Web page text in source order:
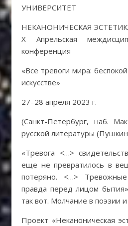
УНИВЕРСИТЕТ
НЕКАНОНИЧЕСКАЯ
X Апрельская
конференция
«Все тревоги мира:
искусстве»
27–28 апреля 2023 г.
(Санкт-Петербург, наб.
русской литературы
«Тревога <…>
еще не превратилось в
потеряно. <…>
правда перед лицом
так вот. Молчание в поэзии
Проект «Неканоническая